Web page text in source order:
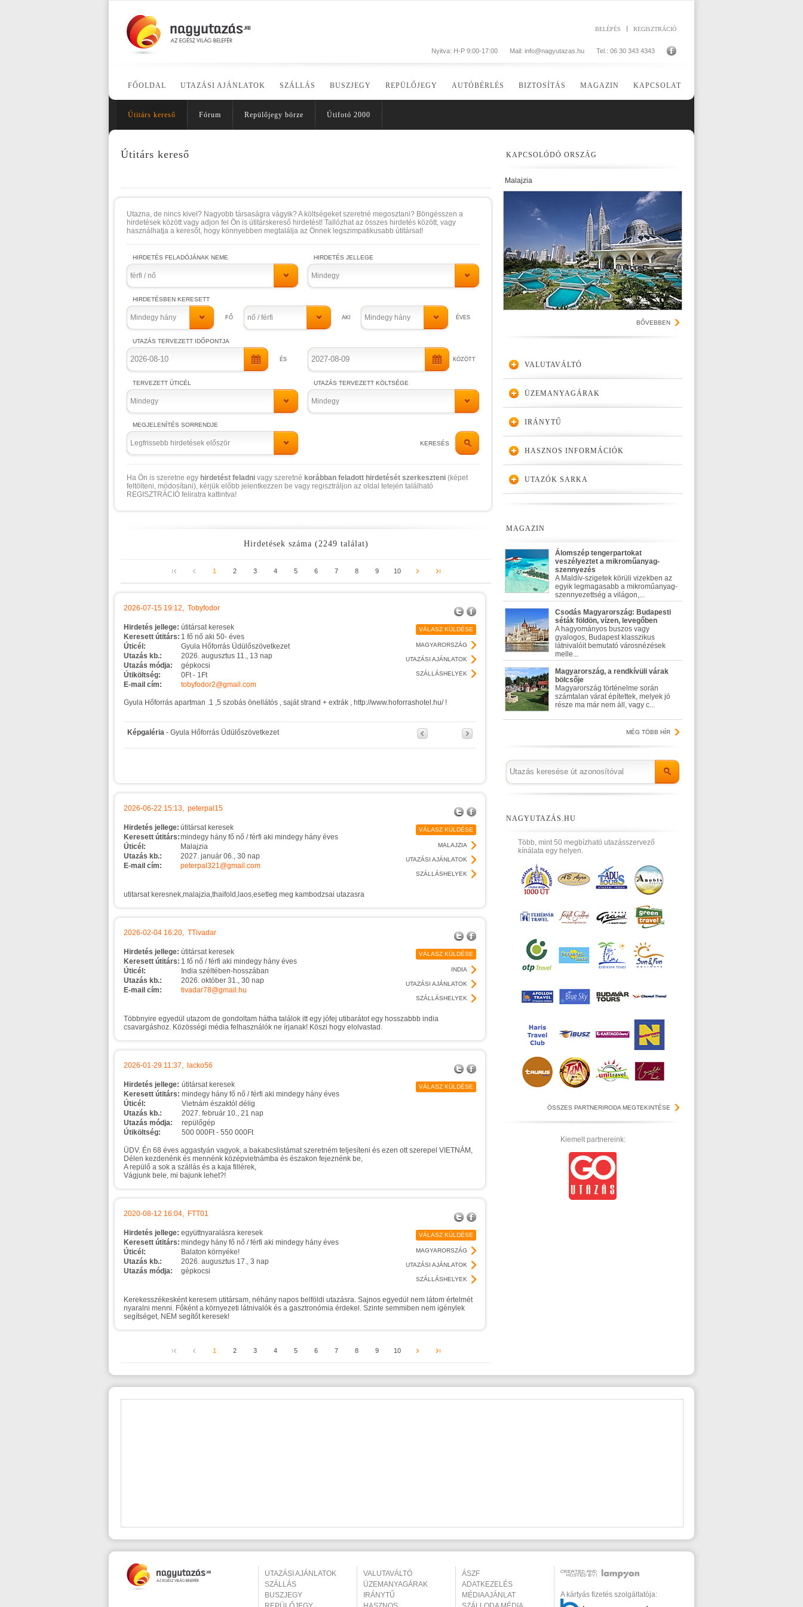
REGISZTRÁCIÓ
BELÉPÉS
Tel.: 06 30 343 4343
Mail: info@nagyutazas.hu
Nyitva: H-P 9:00-17:00
FŐOLDAL UTAZÁSI AJÁNLATOK SZÁLLÁS BUSZJEGY REPÜLŐJEGY AUTÓBÉRLÉS BIZTOSÍTÁS MAGAZIN KAPCSOLAT
Útitárs kereső Fórum Repülőjegy börze Útifotó 2000
Útitárs kereső
Utazna, de nincs kivel? Nagyobb társaságra vágyik? A költségeket szeretné megosztani? Böngésszen a
hirdetések között vagy adjon fel Ön is útitárskereső hirdetést! Tallózhat az összes hirdetés között, vagy
használhatja a keresőt, hogy könnyebben megtalálja az Önnek legszimpatikusabb útitársat!
férfi / nő Mindegy
Mindegy hány nő / férfi Mindegy hány
Mindegy Mindegy
Legfrissebb hirdetések először KERESÉS
Ha Ön is szeretne egy hirdetést feladni vagy szeretné korábban feladott hirdetését szerkeszteni (képet
feltölteni, módosítani), kérjük előbb jelentkezzen be vagy regisztráljon az oldal tetején található
REGISZTRÁCIÓ feliratra kattintva!
Hirdetések száma (2249 találat)
1 2 3 4 5 6 7 8 9 10
2026-07-15 19:12, Tobyfodor
Hirdetés jellege: útitársat keresek
Keresett útitárs: 1 fő nő aki 50- éves
Úticél:
Gyula Hőforrás Üdülőszövetkezet
Utazás kb.:
2026. augusztus 11., 13 nap
Utazás módja:
gépkocsi
Útiköltség:
0Ft - 1Ft
E-mail cím:
tobyfodor2@gmail.com
VÁLASZ KÜLDÉSE
MAGYARORSZÁG
UTAZÁSI AJÁNLATOK
SZÁLLÁSHELYEK
Gyula Hőforrás apartman .1 ,5 szobás önellátós , saját strand + extrák , http://www.hoforrashotel.hu/ !
Képgaléria - Gyula Hőforrás Üdülőszövetkezet
2026-06-22 15:13, peterpal15
Hirdetés jellege: útitársat keresek
Keresett útitárs:mindegy hány fő nő / férfi aki mindegy hány éves
Úticél:
Malajzia
Utazás kb.:
2027. január 06., 30 nap
E-mail cím:
peterpal321@gmail.com
VÁLASZ KÜLDÉSE
MALAJZIA
UTAZÁSI AJÁNLATOK
SZÁLLÁSHELYEK
utitarsat keresnek,malajzia,thaifold,laos,esetleg meg kambodzsai utazasra
2026-02-04 16:20, TTivadar
Hirdetés jellege: útitársat keresek
Keresett útitárs: 1 fő nő / férfi aki mindegy hány éves
Úticél:
India széltében-hosszában
Utazás kb.:
2026. október 31., 30 nap
E-mail cím:
tivadar78@gmail.hu
VÁLASZ KÜLDÉSE
INDIA
UTAZÁSI AJÁNLATOK
SZÁLLÁSHELYEK
Többnyire egyedül utazom de gondoltam hátha találok itt egy jófej utibarátot egy hosszabbb india
csavargáshoz. Közösségi média felhasználók ne írjanak! Köszi hogy elolvastad.
2026-01-29 11:37, lacko56
Hirdetés jellege: útitársat keresek
Keresett útitárs: mindegy hány fő nő / férfi aki mindegy hány éves
Úticél:
Vietnám északtól délig
Utazás kb.:
2027. február 10., 21 nap
Utazás módja:
repülőgép
Útiköltség:
500 000Ft - 550 000Ft
VÁLASZ KÜLDÉSE
ÜDV. Én 68 éves aggastyán vagyok, a bakabcslistámat szeretném teljesíteni és ezen ott szerepel VIETNÁM,
Délen kezdenénk és mennénk középvietnámba és északon fejeznénk be,
A repülő a sok a szállás és a kaja fillérek,
Vágjunk bele, mi bajunk lehet?!
2020-08-12 16:04, FTT01
Hirdetés jellege: együttnyaralásra keresek
Keresett útitárs: mindegy hány fő nő / férfi aki mindegy hány éves
Úticél:
Balaton környéke!
Utazás kb.:
2026. augusztus 17., 3 nap
Utazás módja:
gépkocsi
VÁLASZ KÜLDÉSE
MAGYARORSZÁG
UTAZÁSI AJÁNLATOK
SZÁLLÁSHELYEK
Kerekesszékesként keresem utitársam, néhány napos belföldi utazásra. Sajnos egyedül nem látom értelmét
nyaralni menni. Főként a környezeti látnivalók és a gasztronómia érdekel. Szinte semmiben nem igénylek
segítséget, NEM segítőt keresek!
1 2 3 4 5 6 7 8 9 10
KAPCSOLÓDÓ ORSZÁG
Malajzia
BŐVEBBEN
VALUTAVÁLTÓ
ÜZEMANYAGÁRAK
IRÁNYTŰ
HASZNOS INFORMÁCIÓK
UTAZÓK SARKA
MAGAZIN
Álomszép tengerpartokat
veszélyeztet a mikroműanyag-
szennyezés
A Maldív-szigetek körüli vizekben az
egyik legmagasabb a mikroműanyag-
szennyezettség a világon,...
Csodás Magyarország: Budapesti
séták földön, vízen, levegőben
A hagyományos buszos vagy
gyalogos, Budapest klasszikus
látnivalóit bemutató városnézések
melle...
Magyarország, a rendkívüli várak
bölcsője
Magyarország történelme során
számtalan várat építettek, melyek jó
része ma már nem áll, vagy c...
MÉG TÖBB HÍR
NAGYUTAZÁS.HU
Több, mint 50 megbízható utazásszervező
kínálata egy helyen.
ÖSSZES PARTNERIRODA MEGTEKINTÉSE
Kiemelt partnereink:
UTAZÁSI AJÁNLATOK
SZÁLLÁS
BUSZJEGY
VALUTAVÁLTÓ
ÜZEMANYAGÁRAK
IRÁNYTŰ
ÁSZF
ADATKEZELÉS
MÉDIAAJÁNLAT
A kártyás fizetés szolgáltatója: